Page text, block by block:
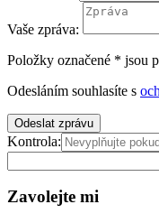
Vaše zpráva:
Položky označené * jsou
Odesláním souhlasíte s
Odeslat zprávu
Kontrola:
Zavolejte mi